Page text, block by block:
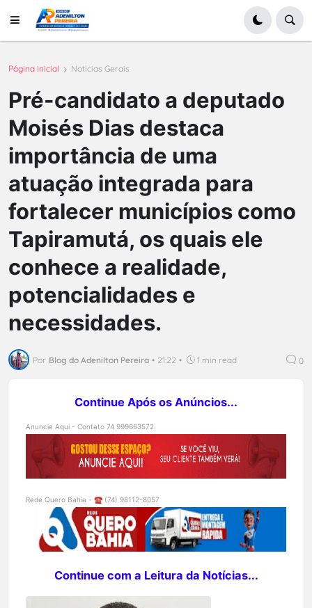
Página inicial Notícias Gerais
Pré-candidato a deputado
Moisés Dias destaca
importância de uma
atuação integrada para
fortalecer municípios como
Tapiramutá, os quais ele
conhece a realidade,
potencialidades e
necessidades.
Por Blog do Adenilton Pereira • 21:22 • 1 min read 0
Continue Após os Anúncios...
Anuncie Aqui - Contato 74 999663572.
Rede Quero Bahia - ☎️ (74) 98112-8057
Continue com a Leitura da Notícias...